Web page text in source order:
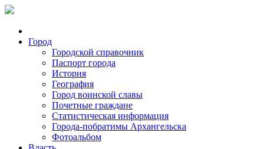
Город
Городской справочник
Паспорт города
История
География
Город воинской славы
Почетные граждане
Статистическая информация
Города-побратимы Архангельска
Фотоальбом